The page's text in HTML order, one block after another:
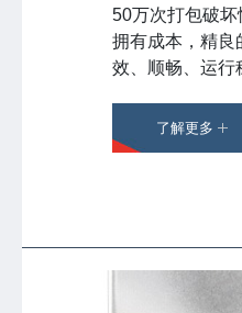
50万次打包破
拥有成本，精良
效、顺畅、运行
了解更多